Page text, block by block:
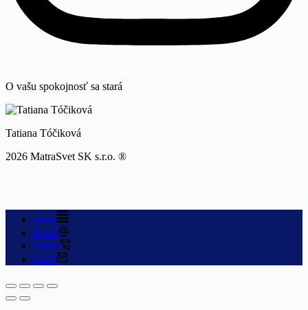
O vašu spokojnosť sa stará
Tatiana Tóčiková
2026 MatraSvet SK s.r.o. ®
Shop
Email
Phone
Cart0